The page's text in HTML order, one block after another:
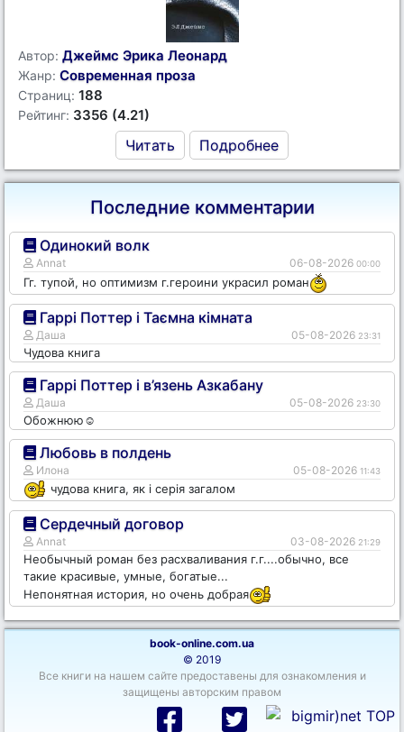
Автор: Джеймс Эрика Леонард
Жанр: Современная проза
Страниц: 188
Рейтинг: 3356 (4.21)
Читать Подробнее
Последние комментарии
Одинокий волк
Annat 06-08-2026 00:00
Гг. тупой, но оптимизм г.героини украсил роман
Гаррі Поттер і Таємна кімната
Даша 05-08-2026 23:31
Чудова книга
Гаррі Поттер і в’язень Азкабану
Даша 05-08-2026 23:30
Обожнюю☺️
Любовь в полдень
Илона 05-08-2026 11:43
чудова книга, як і серія загалом
Сердечный договор
Annat 03-08-2026 21:29
Необычный роман без расхваливания г.г....обычно, все
такие красивые, умные, богатые...
Непонятная история, но очень добрая
book-online.com.ua
© 2019
Все книги на нашем сайте предоставены для ознакомления и
защищены авторским правом